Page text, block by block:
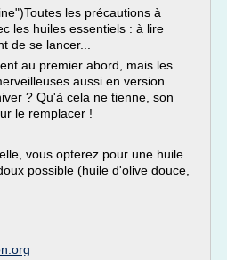
les précautions à
les huiles essentiels : à lire
de se lancer...
au premier abord, mais les
aussi en version
? Qu'à cela ne tienne, son
le remplacer !
vous opterez pour une huile
possible (huile d'olive douce,